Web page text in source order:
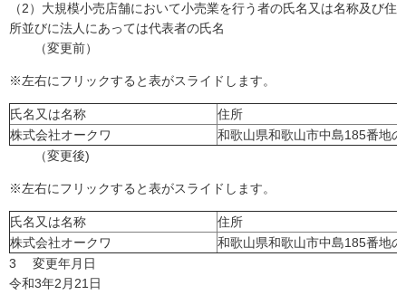
（2）大規模小売店舗において小売業を行う者の氏名又は名称及び住
所並びに法人にあっては代表者の氏名
（変更前）
※左右にフリックすると表がスライドします。
氏名又は名称
住所
株式会社オークワ
和歌山県和歌山市中島185番地
（変更後)
※左右にフリックすると表がスライドします。
氏名又は名称
住所
株式会社オークワ
和歌山県和歌山市中島185番地
3 変更年月日
令和3年2月21日